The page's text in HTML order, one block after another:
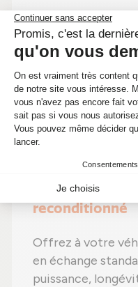
En choisissant un
reconditionné,
même puissance,
un prix
écologique. Alors
Renforcez votre
des économies !
🔧 Optimisez
reconditionné
Offrez à votre
en échange
puissance,